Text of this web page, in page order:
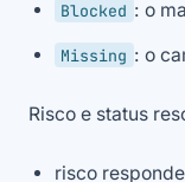
Blocked : o
Missing : o
Risco e status
risco